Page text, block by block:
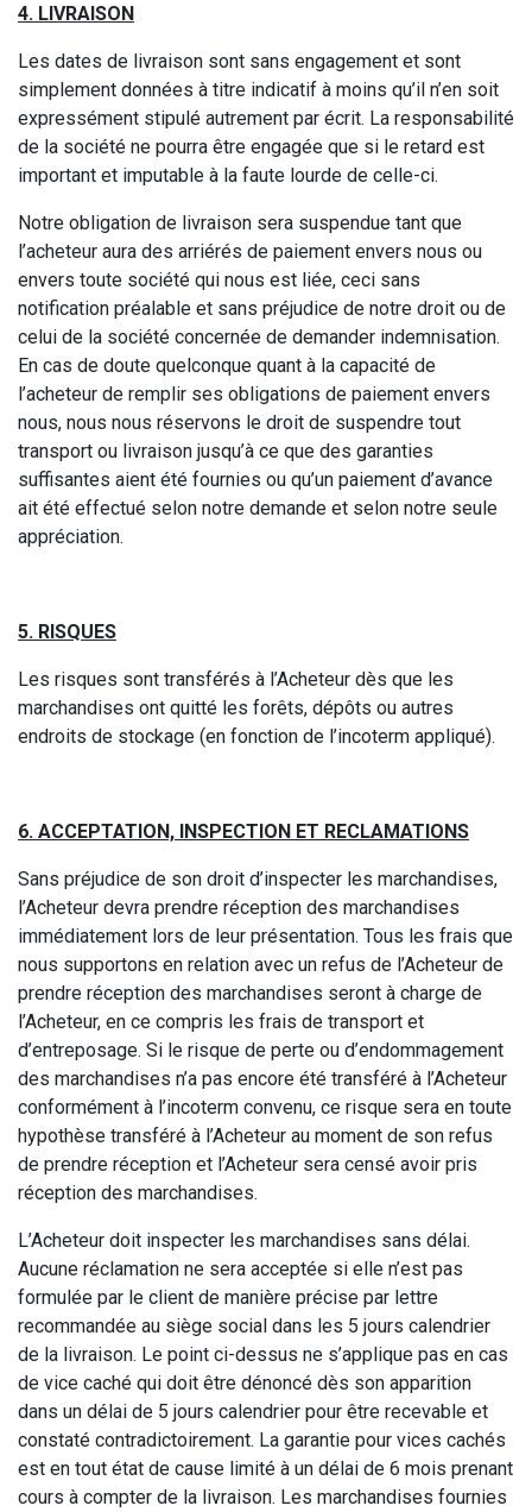
4. LIVRAISON
Les dates de livraison sont sans engagement et sont
simplement données à titre indicatif à moins qu’il n’en soit
expressément stipulé autrement par écrit. La responsabilité
de la société ne pourra être engagée que si le retard est
important et imputable à la faute lourde de celle-ci.
Notre obligation de livraison sera suspendue tant que
l’acheteur aura des arriérés de paiement envers nous ou
envers toute société qui nous est liée, ceci sans
notification préalable et sans préjudice de notre droit ou de
celui de la société concernée de demander indemnisation.
En cas de doute quelconque quant à la capacité de
l’acheteur de remplir ses obligations de paiement envers
nous, nous nous réservons le droit de suspendre tout
transport ou livraison jusqu’à ce que des garanties
suffisantes aient été fournies ou qu’un paiement d’avance
ait été effectué selon notre demande et selon notre seule
appréciation.
5. RISQUES
Les risques sont transférés à l’Acheteur dès que les
marchandises ont quitté les forêts, dépôts ou autres
endroits de stockage (en fonction de l’incoterm appliqué).
6. ACCEPTATION, INSPECTION ET RECLAMATIONS
Sans préjudice de son droit d’inspecter les marchandises,
l’Acheteur devra prendre réception des marchandises
immédiatement lors de leur présentation. Tous les frais que
nous supportons en relation avec un refus de l’Acheteur de
prendre réception des marchandises seront à charge de
l’Acheteur, en ce compris les frais de transport et
d’entreposage. Si le risque de perte ou d’endommagement
des marchandises n’a pas encore été transféré à l’Acheteur
conformément à l’incoterm convenu, ce risque sera en toute
hypothèse transféré à l’Acheteur au moment de son refus
de prendre réception et l’Acheteur sera censé avoir pris
réception des marchandises.
L’Acheteur doit inspecter les marchandises sans délai.
Aucune réclamation ne sera acceptée si elle n’est pas
formulée par le client de manière précise par lettre
recommandée au siège social dans les 5 jours calendrier
de la livraison. Le point ci-dessus ne s’applique pas en cas
de vice caché qui doit être dénoncé dès son apparition
dans un délai de 5 jours calendrier pour être recevable et
constaté contradictoirement. La garantie pour vices cachés
est en tout état de cause limité à un délai de 6 mois prenant
cours à compter de la livraison. Les marchandises fournies